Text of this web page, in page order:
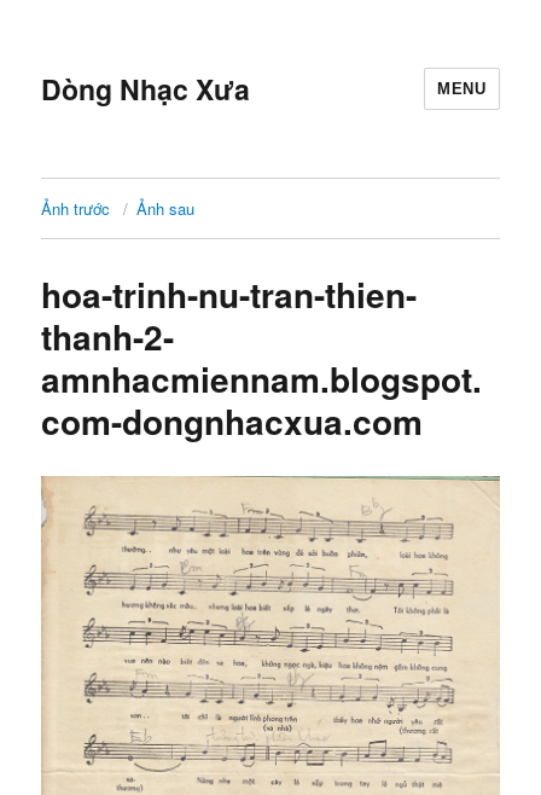
Dòng Nhạc Xưa MENU
Ảnh trước Ảnh sau
hoa-trinh-nu-tran-thien-
thanh-2-
amnhacmiennam.blogspot.
com-dongnhacxua.com